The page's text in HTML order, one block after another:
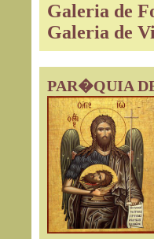
Galeria de
Galeria de
PAR�QUIA